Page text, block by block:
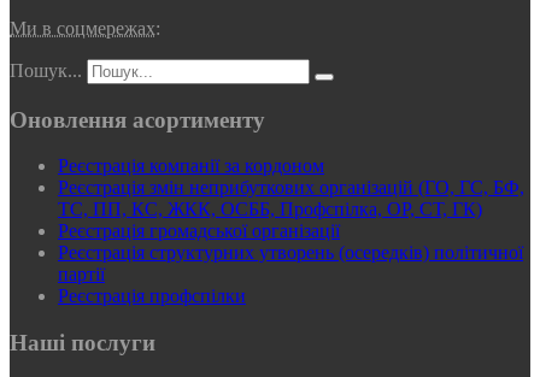
Ми в соцмережах:
Пошук...
Оновлення асортименту
Реєстрація компанії за кордоном
Реєстрація змін неприбуткових організацій (ГО, ГС, БФ,
ТС, ПП, КС, ЖКК, ОСББ, Профспілка, ОР, СТ, ГК)
Реєстрація громадської організації
Реєстрація структурних утворень (осередків) політичної
партії
Реєстрація профспілки
Наші послуги